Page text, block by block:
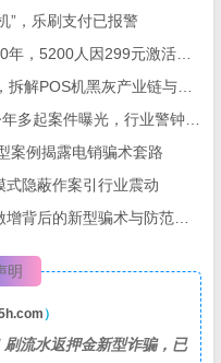
”，乐刷支付已报警
案例揭露电销骗术套路
隐蔽作案引行业震动
明
）
流水返押金新型诈骗，已